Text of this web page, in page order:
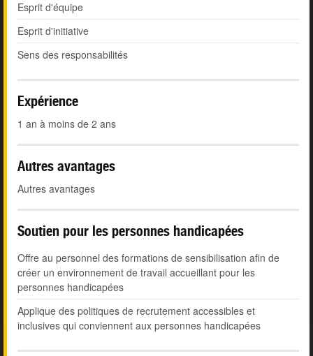
Esprit d'équipe
Esprit d'initiative
Sens des responsabilités
Expérience
1 an à moins de 2 ans
Autres avantages
Autres avantages
Soutien pour les personnes handicapées
Offre au personnel des formations de sensibilisation afin de
créer un environnement de travail accueillant pour les
personnes handicapées
Applique des politiques de recrutement accessibles et
inclusives qui conviennent aux personnes handicapées